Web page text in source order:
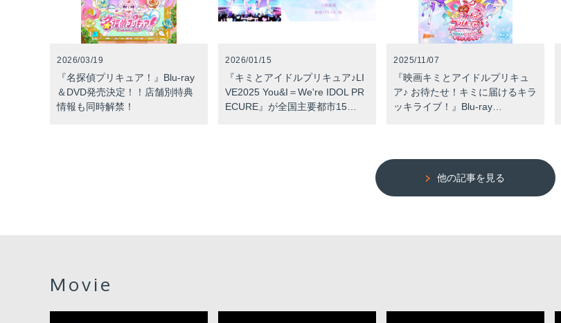
2026/03/19
『名探偵プリキュア！』Blu-ray
＆DVD発売決定！！店舗別特典
情報も同時解禁！
2026/01/15
『キミとアイドルプリキュア♪LI
VE2025 You&I＝We're IDOL PR
ECURE』が全国主要都市15…
2025/11/07
『映画キミとアイドルプリキュ
ア♪ お待たせ！キミに届けるキラ
ッキライブ！』Blu-ray…
他の記事を見る
Movie